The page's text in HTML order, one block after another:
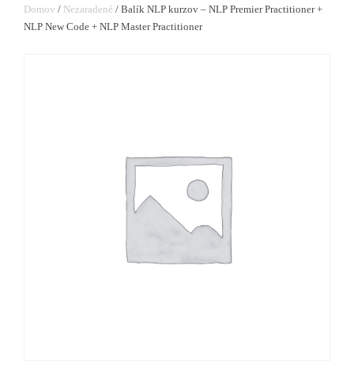
Domov / Nezaradené / Balík NLP kurzov – NLP Premier Practitioner +
NLP New Code + NLP Master Practitioner